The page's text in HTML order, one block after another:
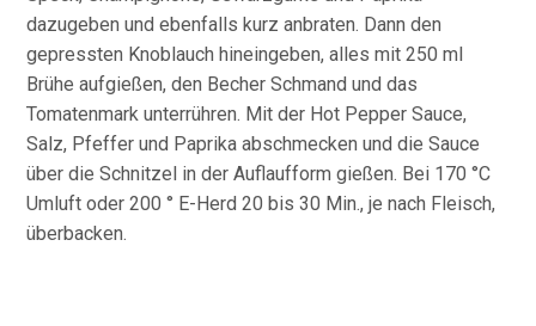
dazugeben und ebenfalls kurz anbraten. Dann den
gepressten Knoblauch hineingeben, alles mit 250 ml
Brühe aufgießen, den Becher Schmand und das
Tomatenmark unterrühren. Mit der Hot Pepper Sauce,
Salz, Pfeffer und Paprika abschmecken und die Sauce
über die Schnitzel in der Auflaufform gießen. Bei 170 °C
Umluft oder 200 ° E-Herd 20 bis 30 Min., je nach Fleisch,
überbacken.